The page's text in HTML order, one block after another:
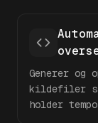
Generer og
kildefiler
holder